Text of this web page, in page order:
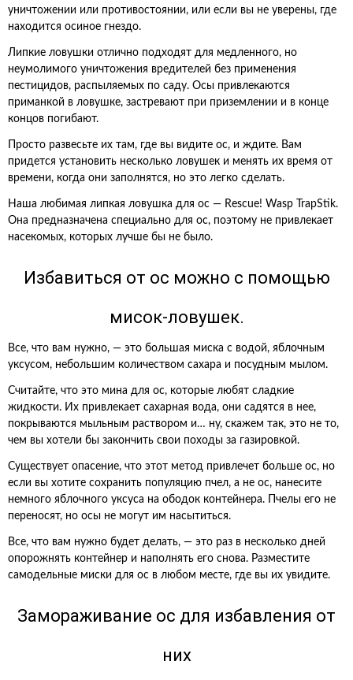
уничтожении или противостоянии, или если вы не уверены, где
находится осиное гнездо.
Липкие ловушки отлично подходят для медленного, но
неумолимого уничтожения вредителей без применения
пестицидов, распыляемых по саду. Осы привлекаются
приманкой в ловушке, застревают при приземлении и в конце
концов погибают.
Просто развесьте их там, где вы видите ос, и ждите. Вам
придется установить несколько ловушек и менять их время от
времени, когда они заполнятся, но это легко сделать.
Наша любимая липкая ловушка для ос — Rescue! Wasp TrapStik.
Она предназначена специально для ос, поэтому не привлекает
насекомых, которых лучше бы не было.
Избавиться от ос можно с помощью
мисок-ловушек.
Все, что вам нужно, — это большая миска с водой, яблочным
уксусом, небольшим количеством сахара и посудным мылом.
Считайте, что это мина для ос, которые любят сладкие
жидкости. Их привлекает сахарная вода, они садятся в нее,
покрываются мыльным раствором и… ну, скажем так, это не то,
чем вы хотели бы закончить свои походы за газировкой.
Существует опасение, что этот метод привлечет больше ос, но
если вы хотите сохранить популяцию пчел, а не ос, нанесите
немного яблочного уксуса на ободок контейнера. Пчелы его не
переносят, но осы не могут им насытиться.
Все, что вам нужно будет делать, — это раз в несколько дней
опорожнять контейнер и наполнять его снова. Разместите
самодельные миски для ос в любом месте, где вы их увидите.
Замораживание ос для избавления от
них